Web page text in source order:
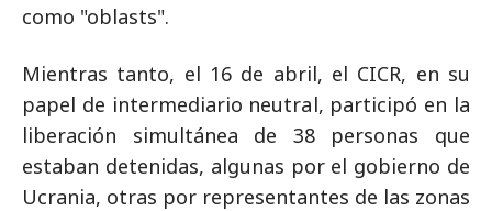
como "oblasts".
Mientras tanto, el 16 de abril, el CICR, en su
papel de intermediario neutral, participó en la
liberación simultánea de 38 personas que
estaban detenidas, algunas por el gobierno de
Ucrania, otras por representantes de las zonas